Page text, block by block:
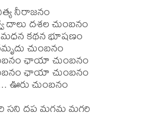
నీరాజనం
దాలు దశల చుంబనం
కథన భూషణం
చుంబనం
ఛాయా చుంబనం
ఛాయా చుంబనం
చుంబనం
సని దప మగమ మగరి